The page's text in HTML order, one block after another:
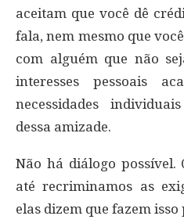
aceitam que você dê
fala, nem mesmo que
com alguém que não
interesses pessoais
necessidades
dessa amizade.
Não há diálogo possível.
até recriminamos as
elas dizem que fazem